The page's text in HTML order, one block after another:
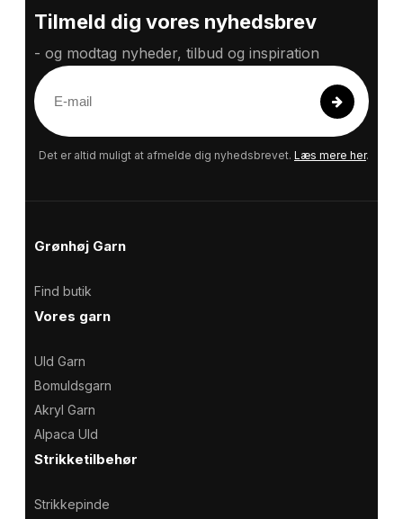
Tilmeld dig vores nyhedsbrev
- og modtag nyheder, tilbud og inspiration
E
m
a
Det er altid muligt at afmelde dig nyhedsbrevet. Læs mere her.
Grønhøj Garn
Find butik
Vores garn
Uld Garn
Bomuldsgarn
Akryl Garn
Alpaca Uld
Strikketilbehør
Strikkepinde